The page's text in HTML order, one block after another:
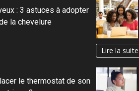
: 3 astuces à adopter
la chevelure
Lire la suite
le thermostat de son